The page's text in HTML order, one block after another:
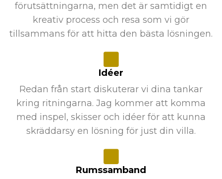
förutsättningarna, men det är samtidigt en
kreativ process och resa som vi gör
tillsammans för att hitta den bästa lösningen.
Idéer
Redan från start diskuterar vi dina tankar
kring ritningarna. Jag kommer att komma
med inspel, skisser och idéer för att kunna
skräddarsy en lösning för just din villa.
Rumssamband